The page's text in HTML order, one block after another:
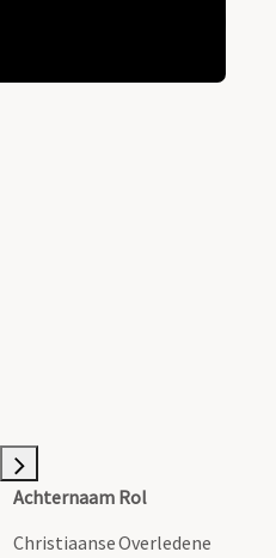
Achternaam Rol
ChristiaanseOverledene